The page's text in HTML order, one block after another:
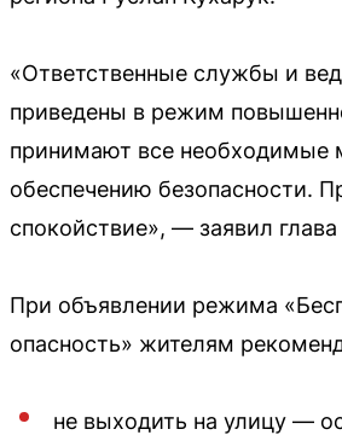
«Ответственные службы и
приведены в режим
принимают все необходимые
обеспечению безопасности.
спокойствие», — заявил глава
При объявлении режима
опасность» жителям
не выходить на улицу —